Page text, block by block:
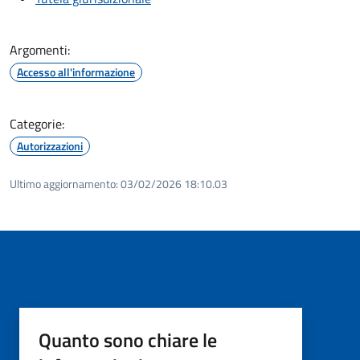
Argomenti:
Accesso all'informazione
Categorie:
Autorizzazioni
Ultimo aggiornamento:03/02/2026 18:10.03
Quanto sono chiare le